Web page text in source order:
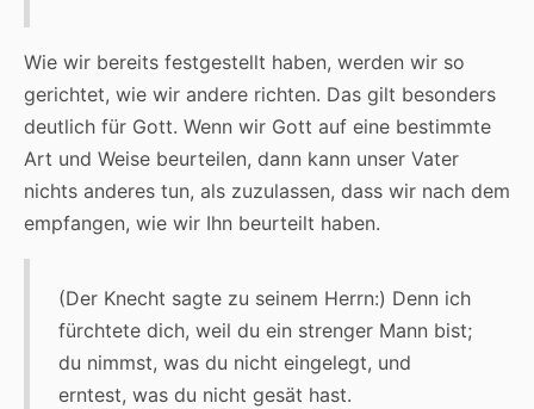
Wie wir bereits festgestellt haben, werden wir so
gerichtet, wie wir andere richten. Das gilt besonders
deutlich für Gott. Wenn wir Gott auf eine bestimmte
Art und Weise beurteilen, dann kann unser Vater
nichts anderes tun, als zuzulassen, dass wir nach dem
empfangen, wie wir Ihn beurteilt haben.
(Der Knecht sagte zu seinem Herrn:) Denn ich
fürchtete dich, weil du ein strenger Mann bist;
du nimmst, was du nicht eingelegt, und
erntest, was du nicht gesät hast.